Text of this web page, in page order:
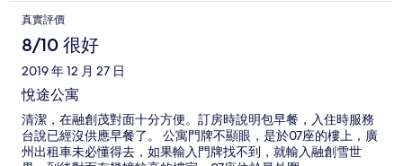
真實評價
8/10 很好
2019 年 12 月 27 日
悅途公寓
清潔，在融創茂對面十分方便。訂房時說明包早餐，入住時服務
台說已經沒供應早餐了。 公寓門牌不顯眼，是於07座的樓上，廣
州出租車未必懂得去，如果輸入門牌找不到，就輸入融創雪世